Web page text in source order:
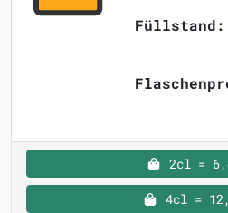
Füllstand:
2cl =
4cl =